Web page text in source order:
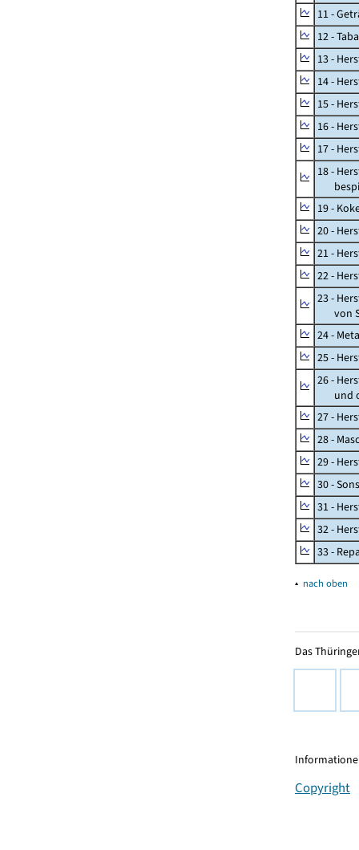
11 -
12 -
13 -
14 -
15 -
16 -
17 -
18 -
19 -
20 -
21 -
22 -
23 -
von
24 -
25 -
26 -
und
27 -
28 -
29 -
30 -
31 -
32 -
33 -
▴ nach oben
Das
Copyright